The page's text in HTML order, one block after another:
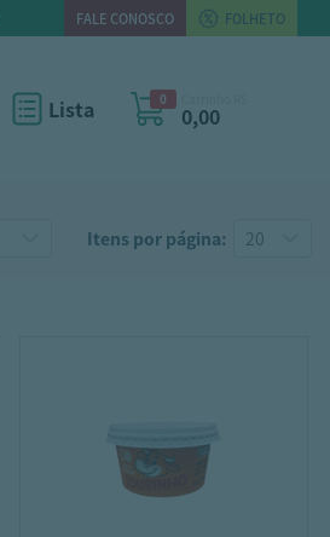
FALE CONOSCO FOLHETO
Lista 0
0,00
Itens por página: